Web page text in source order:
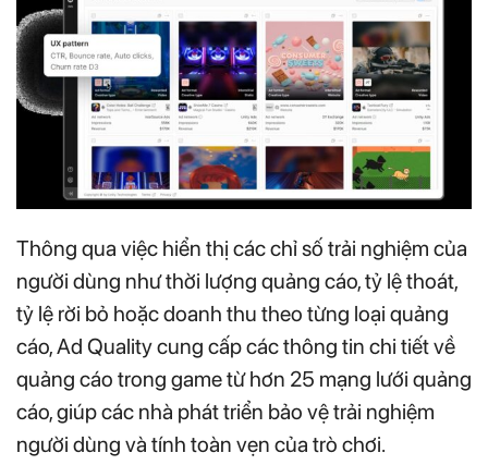
Thông qua việc hiển thị các chỉ số trải nghiệm của
người dùng như thời lượng quảng cáo, tỷ lệ thoát,
tỷ lệ rời bỏ hoặc doanh thu theo từng loại quảng
cáo, Ad Quality cung cấp các thông tin chi tiết về
quảng cáo trong game từ hơn 25 mạng lưới quảng
cáo, giúp các nhà phát triển bảo vệ trải nghiệm
người dùng và tính toàn vẹn của trò chơi.